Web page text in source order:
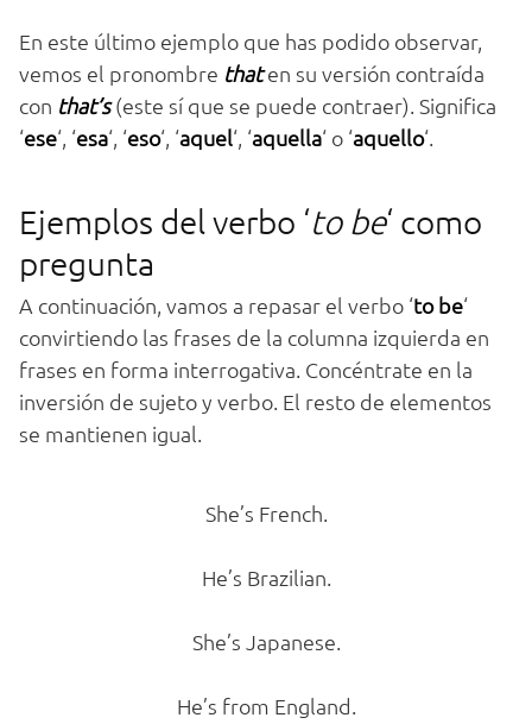
En este último ejemplo que has podido observar,
vemos el pronombre thaten su versión contraída
con that’s(este sí que se puede contraer). Significa
‘ese‘, ‘esa‘, ‘eso‘, ‘aquel‘, ‘aquella‘ o ‘aquello‘.
Ejemplos del verbo ‘to be‘ como
pregunta
A continuación, vamos a repasar el verbo ‘to be‘
convirtiendo las frases de la columna izquierda en
frases en forma interrogativa. Concéntrate en la
inversión de sujeto y verbo. El resto de elementos
se mantienen igual.
She’s French.
He’s Brazilian.
She’s Japanese.
He’s from England.